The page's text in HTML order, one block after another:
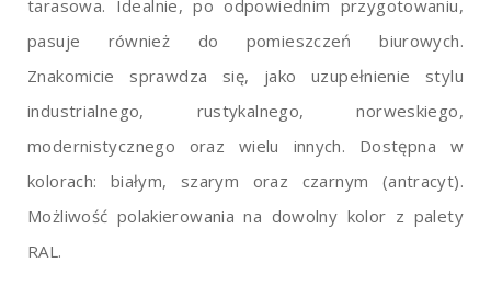
tarasowa. Idealnie, po odpowiednim przygotowaniu,
pasuje również do pomieszczeń biurowych.
Znakomicie sprawdza się, jako uzupełnienie stylu
industrialnego, rustykalnego, norweskiego,
modernistycznego oraz wielu innych. Dostępna w
kolorach: białym, szarym oraz czarnym (antracyt).
Możliwość polakierowania na dowolny kolor z palety
RAL.